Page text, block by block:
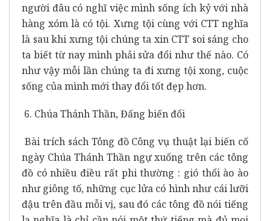
người đâu có nghĩ việc mình sống ích kỷ với nhà
hàng xóm là có tội. Xưng tội cùng với CTT nghĩa
là sau khi xưng tội chúng ta xin CTT soi sáng cho
ta biết từ nay mình phải sửa đổi như thế nào. Có
như vậy mỗi lần chúng ta đi xưng tội xong, cuộc
sống của mình mới thay đổi tốt đẹp hơn.
6. Chúa Thánh Thần, Đấng biến đổi
Bài trích sách Tông đồ Công vụ thuật lại biến cố
ngày Chúa Thánh Thần ngự xuống trên các tông
đồ có nhiều điều rất phi thường : gió thổi ào ào
như giông tố, những cục lửa có hình như cái lưỡi
đậu trên đầu mỗi vị, sau đó các tông đồ nói tiếng